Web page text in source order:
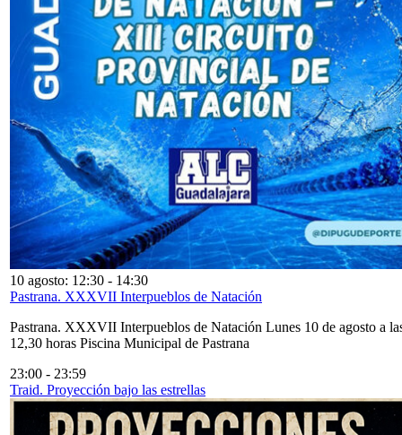
10 agosto: 12:30 - 14:30
Pastrana. XXXVII Interpueblos de Natación
Pastrana. XXXVII Interpueblos de Natación Lunes 10 de agosto a
12,30 horas Piscina Municipal de Pastrana
23:00 - 23:59
Traid. Proyección bajo las estrellas